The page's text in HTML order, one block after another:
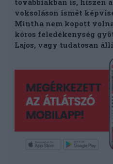
továbbiakban is, hiszen
voksoláson ismét
Mintha nem kopott
kóros feledékenység
Lajos, vagy tudatosan